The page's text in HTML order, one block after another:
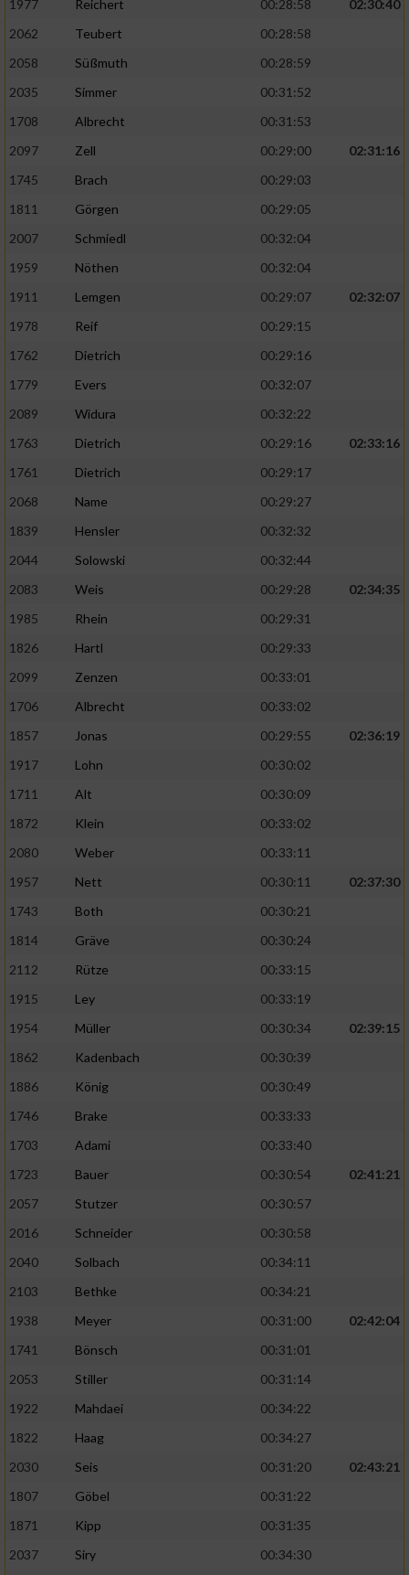
1977
Reichert 00:28:58
02:30:40
2062
Teubert
00:28:58
2058
Süßmuth
00:28:59
2035
Simmer
00:31:52
1708
Albrecht
00:31:53
2097
Zell 00:29:00
02:31:16
1745
Brach
00:29:03
1811
Görgen
00:29:05
2007
Schmiedl
00:32:04
1959
Nöthen
00:32:04
1911
Lemgen 00:29:07
02:32:07
1978
Reif
00:29:15
1762
Dietrich
00:29:16
1779
Evers
00:32:07
2089
Widura
00:32:22
1763
Dietrich 00:29:16
02:33:16
1761
Dietrich
00:29:17
2068
Name
00:29:27
1839
Hensler
00:32:32
2044
Solowski
00:32:44
2083
Weis 00:29:28
02:34:35
1985
Rhein
00:29:31
1826
Hartl
00:29:33
2099
Zenzen
00:33:01
1706
Albrecht
00:33:02
1857
Jonas 00:29:55
02:36:19
1917
Lohn
00:30:02
1711
Alt
00:30:09
1872
Klein
00:33:02
2080
Weber
00:33:11
1957
Nett 00:30:11
02:37:30
1743
Both
00:30:21
1814
Gräve
00:30:24
2112
Rütze
00:33:15
1915
Ley
00:33:19
1954
Müller 00:30:34
02:39:15
1862
Kadenbach
00:30:39
1886
König
00:30:49
1746
Brake
00:33:33
1703
Adami
00:33:40
1723
Bauer 00:30:54
02:41:21
2057
Stutzer
00:30:57
2016
Schneider
00:30:58
2040
Solbach
00:34:11
2103
Bethke
00:34:21
1938
Meyer 00:31:00
02:42:04
1741
Bönsch
00:31:01
2053
Stiller
00:31:14
1922
Mahdaei
00:34:22
1822
Haag
00:34:27
2030
Seis 00:31:20
02:43:21
1807
Göbel
00:31:22
1871
Kipp
00:31:35
2037
Siry
00:34:30
Verwendung reduzierter Daten zur Auswahl
von Werbeanzeigen
Erstellung von Profilen für personalisierte
Werbung
personalisierter Werbung
von Inhalten
personalisierter Inhalte
Messung der Werbeleistung
Analyse von Zielgruppen durch Statistiken
oder Kombinationen von Daten aus
verschiedenen Quellen
Verwendung reduzierter Daten zur Auswahl
von Inhalten
IAB-Besonderheiten:
Verwendung genauer Standortdaten
Geräte anhand von aktiv angeforderten
Notwendig